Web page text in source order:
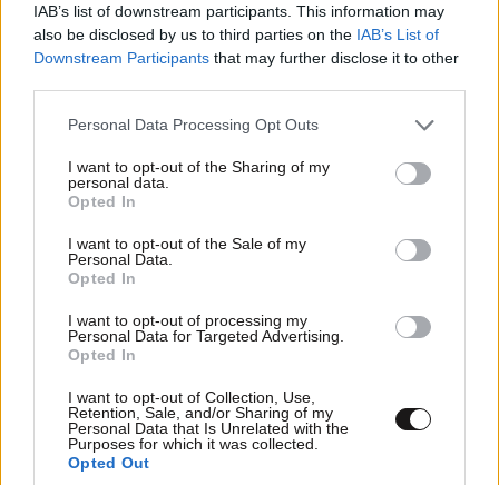
IAB’s list of downstream participants. This information may
also be disclosed by us to third parties on the IAB’s List of
Downstream Participants that may further disclose it to other
Please note that this website/app uses one or more Google
not limited to your visit or usage behaviour. You may click to
grant or deny consent to Google and its third-party tags to
use your data for below specified purposes in below Google
consent section.
Personal Data Processing Opt Outs
I want to opt-out of the Sharing of my
personal data.
Opted In
I want to opt-out of the Sale of my
Personal Data.
Opted In
I want to opt-out of processing my
Personal Data for Targeted Advertising.
Opted In
I want to opt-out of Collection, Use,
Retention, Sale, and/or Sharing of my
Personal Data that Is Unrelated with the
Purposes for which it was collected.
Opted Out
Xαρακτήρες: 0/1000
Διαβάστε και ακολουθήστε τους κανόνες σχολιασμού
Αν είσαι αρχαίος Σπαρτιάτης, θέλεις να ζήσεις
Απαντήστε